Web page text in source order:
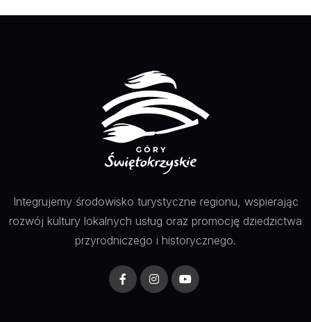
Integrujemy środowisko turystyczne regionu, wspierając
rozwój kultury lokalnych usług oraz promocję dziedzictwa
przyrodniczego i historycznego.